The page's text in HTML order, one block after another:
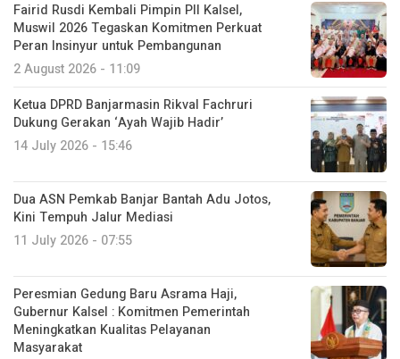
Fairid Rusdi Kembali Pimpin PII Kalsel,
Muswil 2026 Tegaskan Komitmen Perkuat
Peran Insinyur untuk Pembangunan
2 August 2026 - 11:09
Ketua DPRD Banjarmasin Rikval Fachruri
Dukung Gerakan ‘Ayah Wajib Hadir’
14 July 2026 - 15:46
Dua ASN Pemkab Banjar Bantah Adu Jotos,
Kini Tempuh Jalur Mediasi
11 July 2026 - 07:55
Peresmian Gedung Baru Asrama Haji,
Gubernur Kalsel : Komitmen Pemerintah
Meningkatkan Kualitas Pelayanan
Masyarakat